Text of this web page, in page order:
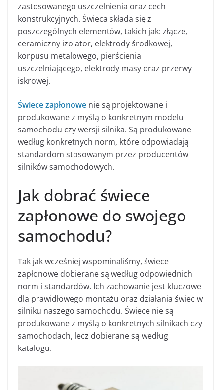
zastosowanego uszczelnienia oraz cech
konstrukcyjnych. Świeca składa się z
poszczególnych elementów, takich jak: złącze,
ceramiczny izolator, elektrody środkowej,
korpusu metalowego, pierścienia
uszczelniającego, elektrody masy oraz przerwy
iskrowej.
Świece zapłonowe nie są projektowane i
produkowane z myślą o konkretnym modelu
samochodu czy wersji silnika. Są produkowane
według konkretnych norm, które odpowiadają
standardom stosowanym przez producentów
silników samochodowych.
Jak dobrać świece
zapłonowe do swojego
samochodu?
Tak jak wcześniej wspominaliśmy, świece
zapłonowe dobierane są według odpowiednich
norm i standardów. Ich zachowanie jest kluczowe
dla prawidłowego montażu oraz działania świec w
silniku naszego samochodu. Świece nie są
produkowane z myślą o konkretnych silnikach czy
samochodach, lecz dobierane są według
katalogu.